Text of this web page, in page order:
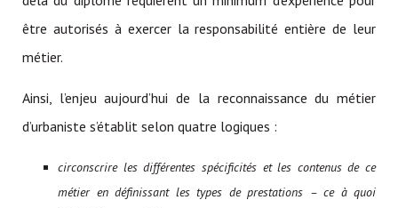
être autorisés à exercer la responsabilité entière de leur
métier.
Ainsi, l’enjeu aujourd’hui de la reconnaissance du métier
d’urbaniste s’établit selon quatre logiques :
circonscrire les différentes spécificités et les contenus de ce
métier en définissant les types de prestations – ce à quoi